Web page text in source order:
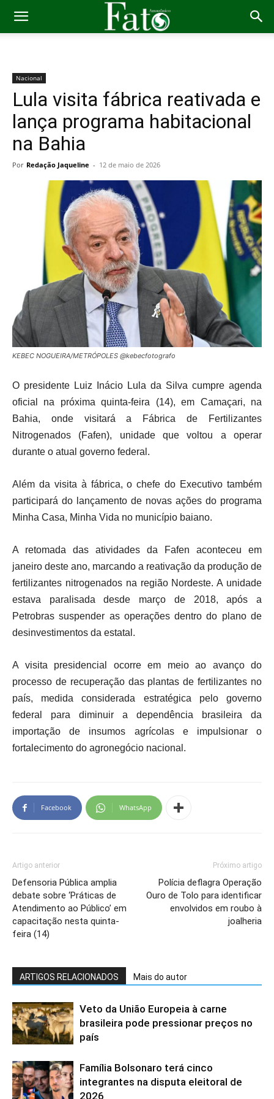
Nacional
Lula visita fábrica reativada e
lança programa habitacional
na Bahia
Por Redação Jaqueline - 12 de maio de 2026
KEBEC NOGUEIRA/METRÓPOLES @kebecfotografo
O presidente Luiz Inácio Lula da Silva cumpre agenda
oficial na próxima quinta-feira (14), em Camaçari, na
Bahia, onde visitará a Fábrica de Fertilizantes
Nitrogenados (Fafen), unidade que voltou a operar
durante o atual governo federal.
Além da visita à fábrica, o chefe do Executivo também
participará do lançamento de novas ações do programa
Minha Casa, Minha Vida no município baiano.
A retomada das atividades da Fafen aconteceu em
janeiro deste ano, marcando a reativação da produção de
fertilizantes nitrogenados na região Nordeste. A unidade
estava paralisada desde março de 2018, após a
Petrobras suspender as operações dentro do plano de
desinvestimentos da estatal.
A visita presidencial ocorre em meio ao avanço do
processo de recuperação das plantas de fertilizantes no
país, medida considerada estratégica pelo governo
federal para diminuir a dependência brasileira da
importação de insumos agrícolas e impulsionar o
fortalecimento do agronegócio nacional.
Facebook WhatsApp
Artigo anterior
Defensoria Pública amplia
debate sobre ‘Práticas de
Atendimento ao Público’ em
capacitação nesta quinta-
feira (14)
Próximo artigo
Polícia deflagra Operação
Ouro de Tolo para identificar
envolvidos em roubo à
joalheria
ARTIGOS RELACIONADOS Mais do autor
Veto da União Europeia à carne
brasileira pode pressionar preços no
país
Família Bolsonaro terá cinco
integrantes na disputa eleitoral de
2026